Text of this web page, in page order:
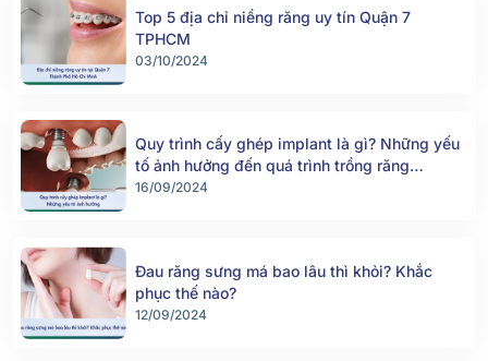
Top 5 địa chỉ niềng răng uy tín Quận 7
TPHCM
03/10/2024
Quy trình cấy ghép implant là gì? Những yếu
tố ảnh hưởng đến quá trình trồng răng
implant
16/09/2024
Đau răng sưng má bao lâu thì khỏi? Khắc
phục thế nào?
12/09/2024